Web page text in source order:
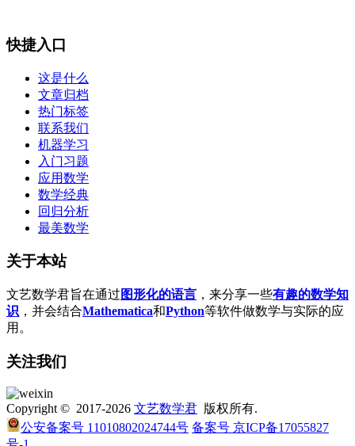
快捷入口
这是什么
文章归档
热门标签
联系我们
机器学习
入门习题
应用数学
数学经典
回归分析
最美数学
关于本站
文艺数学君旨在通过 图形化的语言 ，来分享一些有趣的数学知
识 ，并会结合Mathematica和Python等软件做数学与实际的应
用。
关注我们
Copyright © 2017-2026 文艺数学君 版权所有.
公安备案号 11010802024744号 备案号 京ICP备17055827